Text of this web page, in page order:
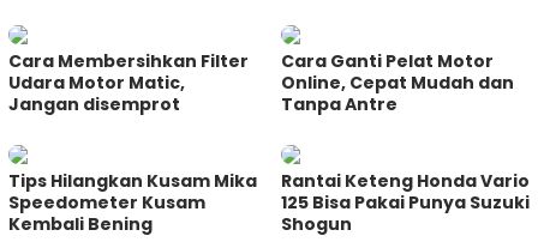
Cara Membersihkan Filter
Udara Motor Matic,
Jangan disemprot
Cara Ganti Pelat Motor
Online, Cepat Mudah dan
Tanpa Antre
Tips Hilangkan Kusam Mika
Speedometer Kusam
Kembali Bening
Rantai Keteng Honda Vario
125 Bisa Pakai Punya Suzuki
Shogun